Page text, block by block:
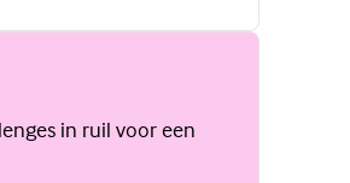
in ruil voor een